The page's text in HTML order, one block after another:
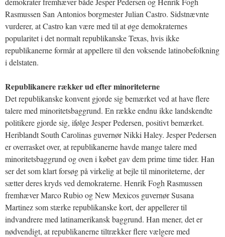
Rasmussen San Antonios borgmester Julian Castro. Sidstnævnte
vurderer, at Castro kan være med til at øge demokraternes
popularitet i det normalt republikanske Texas, hvis ikke
republikanerne formår at appellere til den voksende latinobefolkning
i delstaten.
Republikanere rækker ud efter minoriteterne
Det republikanske konvent gjorde sig bemærket ved at have flere
talere med minoritetsbaggrund. En række endnu ikke landskendte
politikere gjorde sig, ifølge Jesper Pedersen, positivt bemærket.
Heriblandt South Carolinas guvernør Nikki Haley. Jesper Pedersen
er overrasket over, at republikanerne havde mange talere med
minoritetsbaggrund og oven i købet gav dem prime time tider. Han
ser det som klart forsøg på virkelig at bejle til minoriteterne, der
sætter deres kryds ved demokraterne. Henrik Fogh Rasmussen
fremhæver Marco Rubio og New Mexicos guvernør Susana
Martinez som stærke republikanske kort, der appellerer til
indvandrere med latinamerikansk baggrund. Han mener, det er
nødvendigt, at republikanerne tiltrækker flere vælgere med